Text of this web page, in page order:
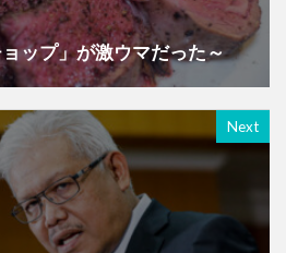
ップ」が激ウマだった～
Next